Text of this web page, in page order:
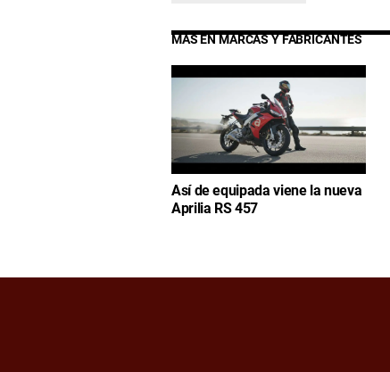
MÁS EN MARCAS Y FABRICANTES
Así de equipada viene la nueva
Aprilia RS 457